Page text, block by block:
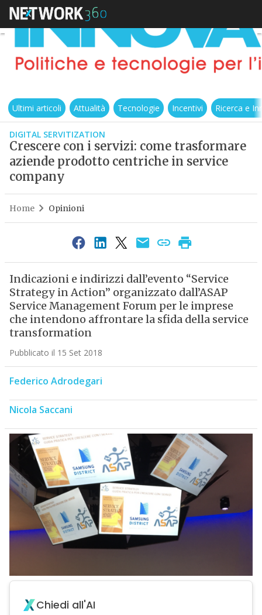
Ultimi articoli Attualità Tecnologie Incentivi Ricerca e
DIGITAL SERVITIZATION
Crescere con i servizi: come trasformare
aziende prodotto centriche in service
company
Home Opinioni
Indicazioni e indirizzi dall’evento “Service
Strategy in Action” organizzato dall’ASAP
Service Management Forum per le imprese
che intendono affrontare la sfida della service
transformation
Pubblicato il 15 Set 2018
Federico Adrodegari
Nicola Saccani
Chiedi all'AI